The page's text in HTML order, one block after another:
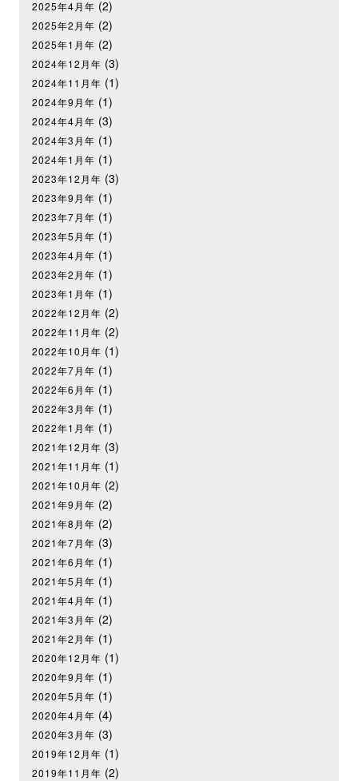
2025年4月年 (2)
2025年2月年 (2)
2025年1月年 (2)
2024年12月年 (3)
2024年11月年 (1)
2024年9月年 (1)
2024年4月年 (3)
2024年3月年 (1)
2024年1月年 (1)
2023年12月年 (3)
2023年9月年 (1)
2023年7月年 (1)
2023年5月年 (1)
2023年4月年 (1)
2023年2月年 (1)
2023年1月年 (1)
2022年12月年 (2)
2022年11月年 (2)
2022年10月年 (1)
2022年7月年 (1)
2022年6月年 (1)
2022年3月年 (1)
2022年1月年 (1)
2021年12月年 (3)
2021年11月年 (1)
2021年10月年 (2)
2021年9月年 (2)
2021年8月年 (2)
2021年7月年 (3)
2021年6月年 (1)
2021年5月年 (1)
2021年4月年 (1)
2021年3月年 (2)
2021年2月年 (1)
2020年12月年 (1)
2020年9月年 (1)
2020年5月年 (1)
2020年4月年 (4)
2020年3月年 (3)
2019年12月年 (1)
2019年11月年 (2)